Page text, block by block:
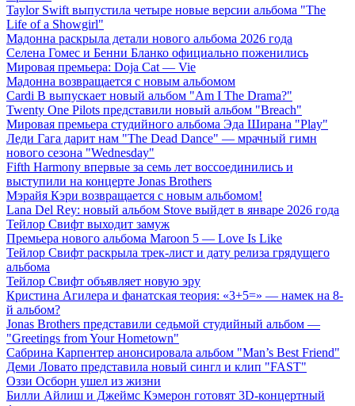
Taylor Swift выпустила четыре новые версии альбома "The
Life of a Showgirl"
Мадонна раскрыла детали нового альбома 2026 года
Селена Гомес и Бенни Бланко официально поженились
Мировая премьера: Doja Cat — Vie
Мадонна возвращается с новым альбомом
Cardi B выпускает новый альбом "Am I The Drama?"
Twenty One Pilots представили новый альбом "Breach"
Мировая премьера студийного альбома Эда Ширана "Play"
Леди Гага дарит нам "The Dead Dance" — мрачный гимн
нового сезона "Wednesday"
Fifth Harmony впервые за семь лет воссоединились и
выступили на концерте Jonas Brothers
Мэрайя Кэри возвращается с новым альбомом!
Lana Del Rey: новый альбом Stove выйдет в январе 2026 года
Тейлор Свифт выходит замуж
Премьера нового альбома Maroon 5 — Love Is Like
Тейлор Свифт раскрыла трек-лист и дату релиза грядущего
альбома
Тейлор Свифт объявляет новую эру
Кристина Агилера и фанатская теория: «3+5=» — намек на 8-
й альбом?
Jonas Brothers представили седьмой студийный альбом —
"Greetings from Your Hometown"
Сабрина Карпентер анонсировала альбом "Man’s Best Friend"
Деми Ловато представила новый сингл и клип "FAST"
Оззи Осборн ушел из жизни
Билли Айлиш и Джеймс Кэмерон готовят 3D-концертный